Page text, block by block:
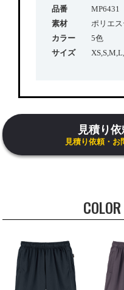
品番
MP6431
素材
ポリエ
カラー
5色
サイズ
見積り
見積り依頼・お
COLOR